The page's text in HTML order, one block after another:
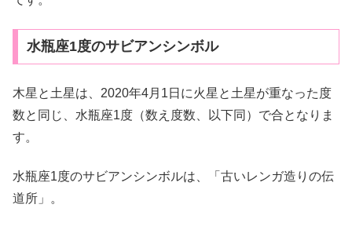
水瓶座1度のサビアンシンボル
木星と土星は、2020年4月1日に火星と土星が重なった度
数と同じ、水瓶座1度（数え度数、以下同）で合となりま
す。
水瓶座1度のサビアンシンボルは、「古いレンガ造りの伝
道所」。